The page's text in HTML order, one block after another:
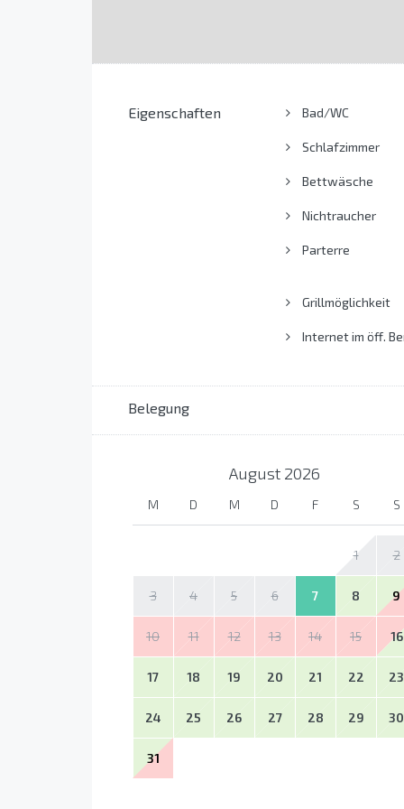
Eigenschaften Bad/WC
Schlafzimmer
Bettwäsche
Nichtraucher
Parterre
Grillmöglichkeit
Internet im öff.
Belegung
August 2026
M D M D F S S
1 2
3 4 5 6 7 8 9
10 11 12 13 14 15 16
17 18 19 20 21 22 23
24 25 26 27 28 29 30
31